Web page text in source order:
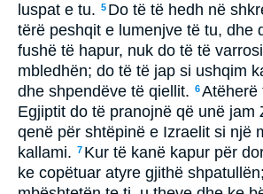
luspat e tu. 5 Do të të hedh në
tërë peshqit e lumenjve të tu, dhe
fushë të hapur, nuk do të të
mbledhën; do të të jap si ushqim
dhe shpendëve të qiellit. 6Atëherë
Egjiptit do të pranojnë që unë jam
qenë për shtëpinë e Izraelit si një
kallami. 7 Kur të kanë kapur për
ke copëtuar atyre gjithë